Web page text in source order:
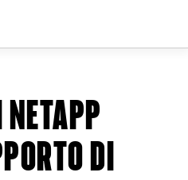
DI